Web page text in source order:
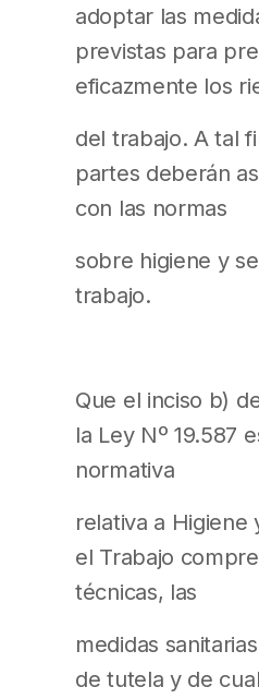
adoptar las
previstas para
eficazmente los
del trabajo. A tal
partes deberán
con las normas
sobre higiene y
trabajo.
Que el inciso b)
la Ley Nº 19.587
normativa
relativa a Higiene
el Trabajo
técnicas, las
medidas
de tutela y de